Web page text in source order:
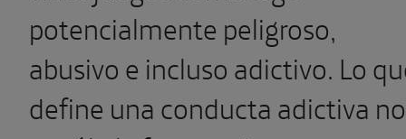
potencialmente peligroso,
abusivo e incluso adictivo. Lo
define una conducta adictiva no